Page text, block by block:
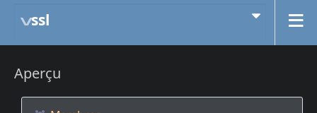
ssl
Aperçu